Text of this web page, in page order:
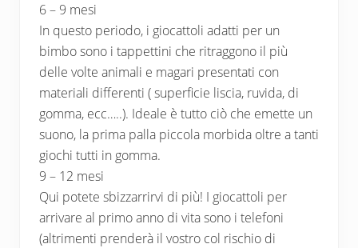
6 – 9 mesi
In questo periodo, i giocattoli adatti per un
bimbo sono i tappettini che ritraggono il più
delle volte animali e magari presentati con
materiali differenti ( superficie liscia, ruvida, di
gomma, ecc…..). Ideale è tutto ciò che emette un
suono, la prima palla piccola morbida oltre a tanti
giochi tutti in gomma.
9 – 12 mesi
Qui potete sbizzarrirvi di più! I giocattoli per
arrivare al primo anno di vita sono i telefoni
(altrimenti prenderà il vostro col rischio di